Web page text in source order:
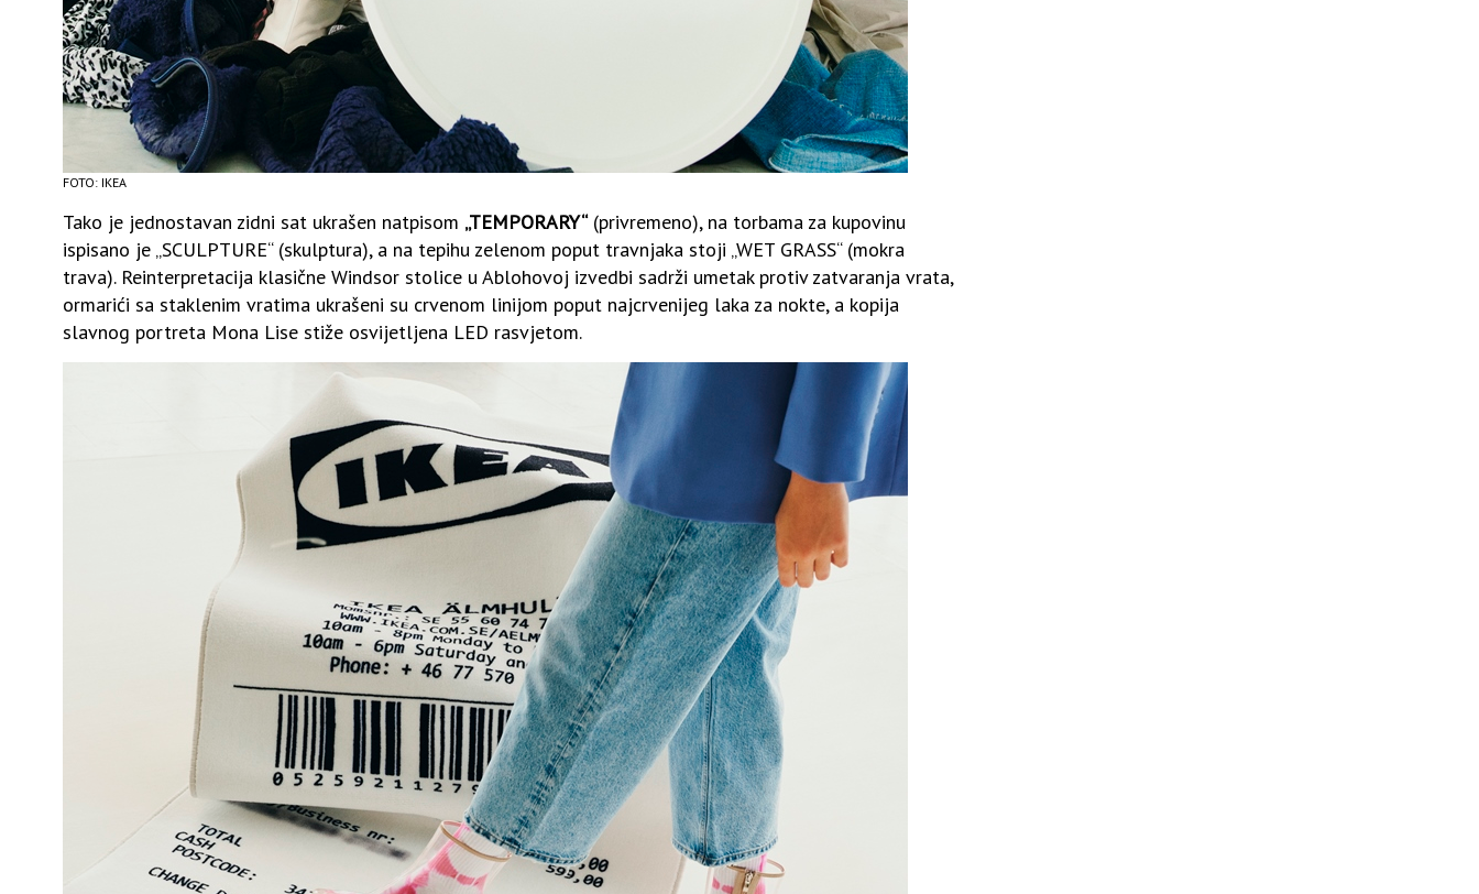
FOTO: IKEA
Tako je jednostavan zidni sat ukrašen natpisom „TEMPORARY“(privremeno), na torbama za kupovinu
ispisano je „SCULPTURE“ (skulptura), a na tepihu zelenom poput travnjaka stoji „WET GRASS“ (mokra
trava). Reinterpretacija klasične Windsor stolice u Ablohovoj izvedbi sadrži umetak protiv zatvaranja vrata,
ormarići sa staklenim vratima ukrašeni su crvenom linijom poput najcrvenijeg laka za nokte, a kopija
slavnog portreta Mona Lise stiže osvijetljena LED rasvjetom.